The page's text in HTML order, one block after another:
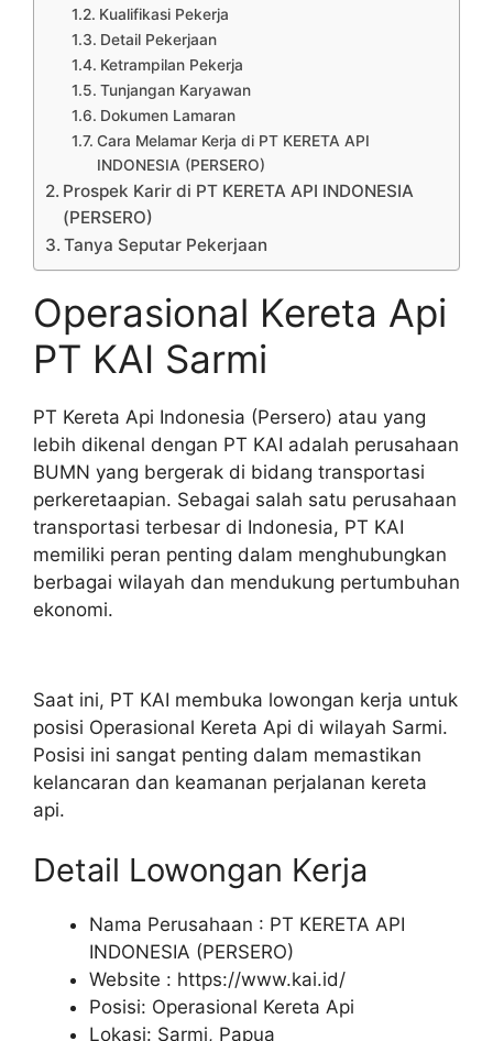
Kualifikasi Pekerja
Detail Pekerjaan
Ketrampilan Pekerja
Tunjangan Karyawan
Dokumen Lamaran
Cara Melamar Kerja di PT KERETA API
INDONESIA (PERSERO)
Prospek Karir di PT KERETA API INDONESIA
(PERSERO)
Tanya Seputar Pekerjaan
Operasional Kereta Api
PT KAI Sarmi
PT Kereta Api Indonesia (Persero) atau yang
lebih dikenal dengan PT KAI adalah perusahaan
BUMN yang bergerak di bidang transportasi
perkeretaapian. Sebagai salah satu perusahaan
transportasi terbesar di Indonesia, PT KAI
memiliki peran penting dalam menghubungkan
berbagai wilayah dan mendukung pertumbuhan
ekonomi.
Saat ini, PT KAI membuka lowongan kerja untuk
posisi Operasional Kereta Api di wilayah Sarmi.
Posisi ini sangat penting dalam memastikan
kelancaran dan keamanan perjalanan kereta
api.
Detail Lowongan Kerja
Nama Perusahaan : PT KERETA API
INDONESIA (PERSERO)
Website : https://www.kai.id/
Posisi: Operasional Kereta Api
Lokasi: Sarmi, Papua